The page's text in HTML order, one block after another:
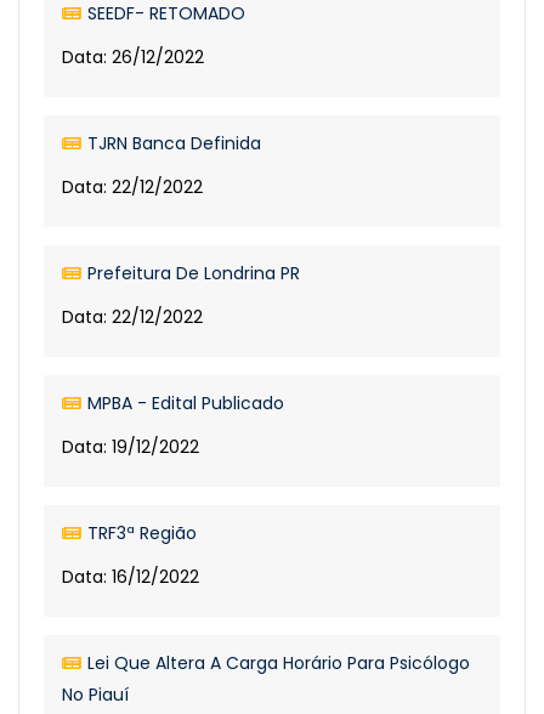
SEEDF- RETOMADO
Data: 26/12/2022
TJRN Banca Definida
Data: 22/12/2022
Prefeitura De Londrina PR
Data: 22/12/2022
MPBA - Edital Publicado
Data: 19/12/2022
TRF3ª Região
Data: 16/12/2022
Lei Que Altera A Carga Horário Para Psicólogo
No Piauí